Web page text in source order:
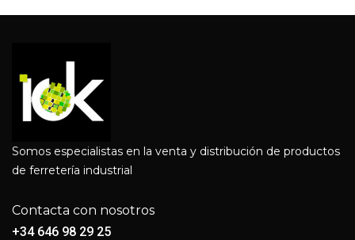
Somos especialistas en la venta y distribución de productos
de ferretería industrial
Contacta con nosotros
+34 646 98 29 25